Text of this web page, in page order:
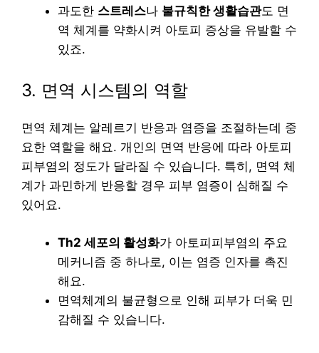
과도한 스트레스나 불규칙한 생활습관도 면
역 체계를 약화시켜 아토피 증상을 유발할 수
있죠.
3. 면역 시스템의 역할
면역 체계는 알레르기 반응과 염증을 조절하는데 중
요한 역할을 해요. 개인의 면역 반응에 따라 아토피
피부염의 정도가 달라질 수 있습니다. 특히, 면역 체
계가 과민하게 반응할 경우 피부 염증이 심해질 수
있어요.
Th2 세포의 활성화가 아토피피부염의 주요
메커니즘 중 하나로, 이는 염증 인자를 촉진
해요.
면역체계의 불균형으로 인해 피부가 더욱 민
감해질 수 있습니다.